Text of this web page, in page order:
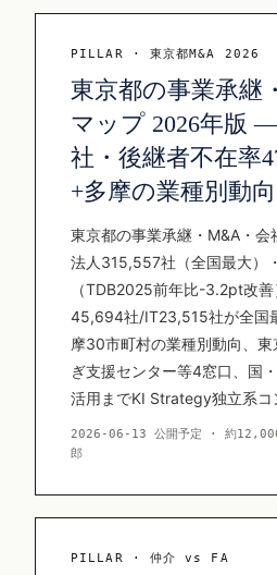
PILLAR · 東京都M&A 2026
東京都の事業承継
マップ 2026年版
社・後継者不在率
+多摩の業種別動向
東京都の事業承継・M&A・会
法人315,557社（全国最大）
（TDB2025前年比-3.2pt改
45,694社/IT23,515社が全国
摩30市町村の業種別動向、
ぎ支援センター等4窓口、国
活用までKI Strategy独立系コ
2026-06-13 公開予定 · 約
郎
PILLAR · 仲介 vs FA